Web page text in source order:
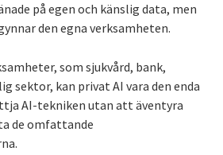
på egen och känslig data, men
den egna verksamheten.
som sjukvård, bank,
sektor, kan privat AI vara den enda
AI-tekniken utan att äventyra
de omfattande